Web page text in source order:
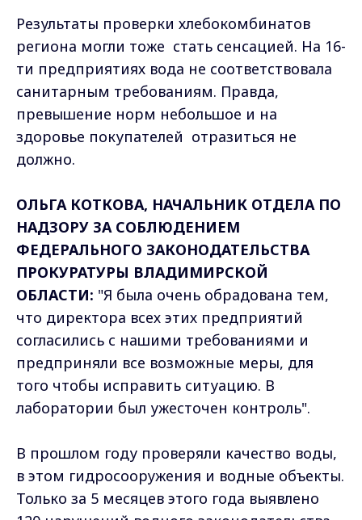
Результаты проверки хлебокомбинатов
региона могли тоже стать сенсацией. На 16-
ти предприятиях вода не соответствовала
санитарным требованиям. Правда,
превышение норм небольшое и на
здоровье покупателей отразиться не
должно.
ОЛЬГА КОТКОВА, НАЧАЛЬНИК ОТДЕЛА ПО
НАДЗОРУ ЗА СОБЛЮДЕНИЕМ
ФЕДЕРАЛЬНОГО ЗАКОНОДАТЕЛЬСТВА
ПРОКУРАТУРЫ ВЛАДИМИРСКОЙ
ОБЛАСТИ: "Я была очень обрадована тем,
что директора всех этих предприятий
согласились с нашими требованиями и
предприняли все возможные меры, для
того чтобы исправить ситуацию. В
лаборатории был ужесточен контроль".
В прошлом году проверяли качество воды,
в этом гидросооружения и водные объекты.
Только за 5 месяцев этого года выявлено